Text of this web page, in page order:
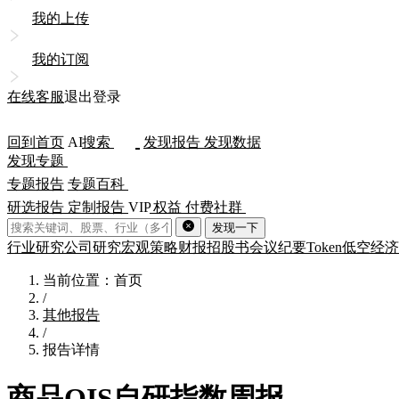
我的上传
我的订阅
在线客服退出登录
回到首页 AI搜索 发现报告 发现数据
发现专题
专题报告 专题百科
研选报告 定制报告 VIP权益 付费社群
发现一下
行业研究公司研究宏观策略财报招股书会议纪要Token低空经济
当前位置：首页
/
其他报告
/
报告详情